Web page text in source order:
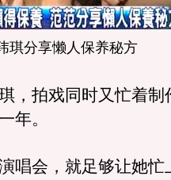
琪分享懒人保养秘方
拍戏同时又忙着制
年。
会，就足够让她忙